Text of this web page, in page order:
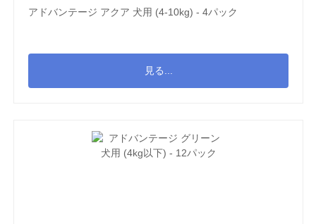
アドバンテージ アクア 犬用 (4-10kg) - 4パック
見る...